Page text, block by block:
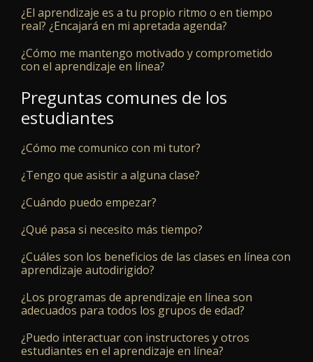
¿El aprendizaje es a tu propio ritmo o en tiempo
real? ¿Encajará en mi apretada agenda?
¿Cómo me mantengo motivado y comprometido
con el aprendizaje en línea?
Preguntas comunes de los
estudiantes
¿Cómo me comunico con mi tutor?
¿Tengo que asistir a alguna clase?
¿Cuándo puedo empezar?
¿Qué pasa si necesito más tiempo?
¿Cuáles son los beneficios de las clases en línea con
aprendizaje autodirigido?
¿Los programas de aprendizaje en línea son
adecuados para todos los grupos de edad?
¿Puedo interactuar con instructores y otros
estudiantes en el aprendizaje en línea?